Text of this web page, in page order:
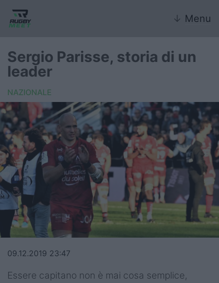
↓ Menu
Nazionali giovanili
Rugby Sevens
FIR
Internazionale
6 Nazioni
United Rugby Championship
Top14
Premiership
Champions Cup
Sergio Parisse, storia di un
leader
NAZIONALE
09.12.2019 23:47
Essere capitano non è mai cosa semplice,